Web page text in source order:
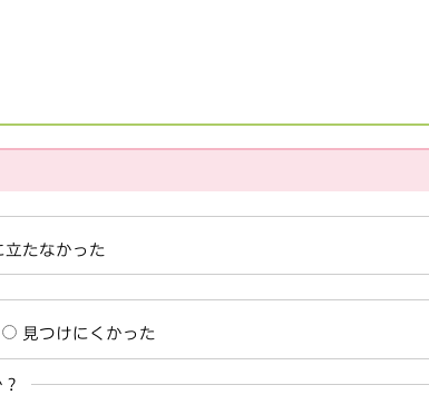
立たなかった
見つけにくかった